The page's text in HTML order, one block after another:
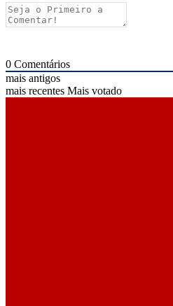
0 Comentários
mais antigos
mais recentes Mais votado